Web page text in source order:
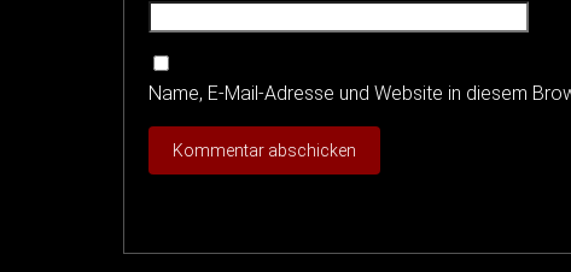
Name, E-Mail-Adresse und Website in diesem